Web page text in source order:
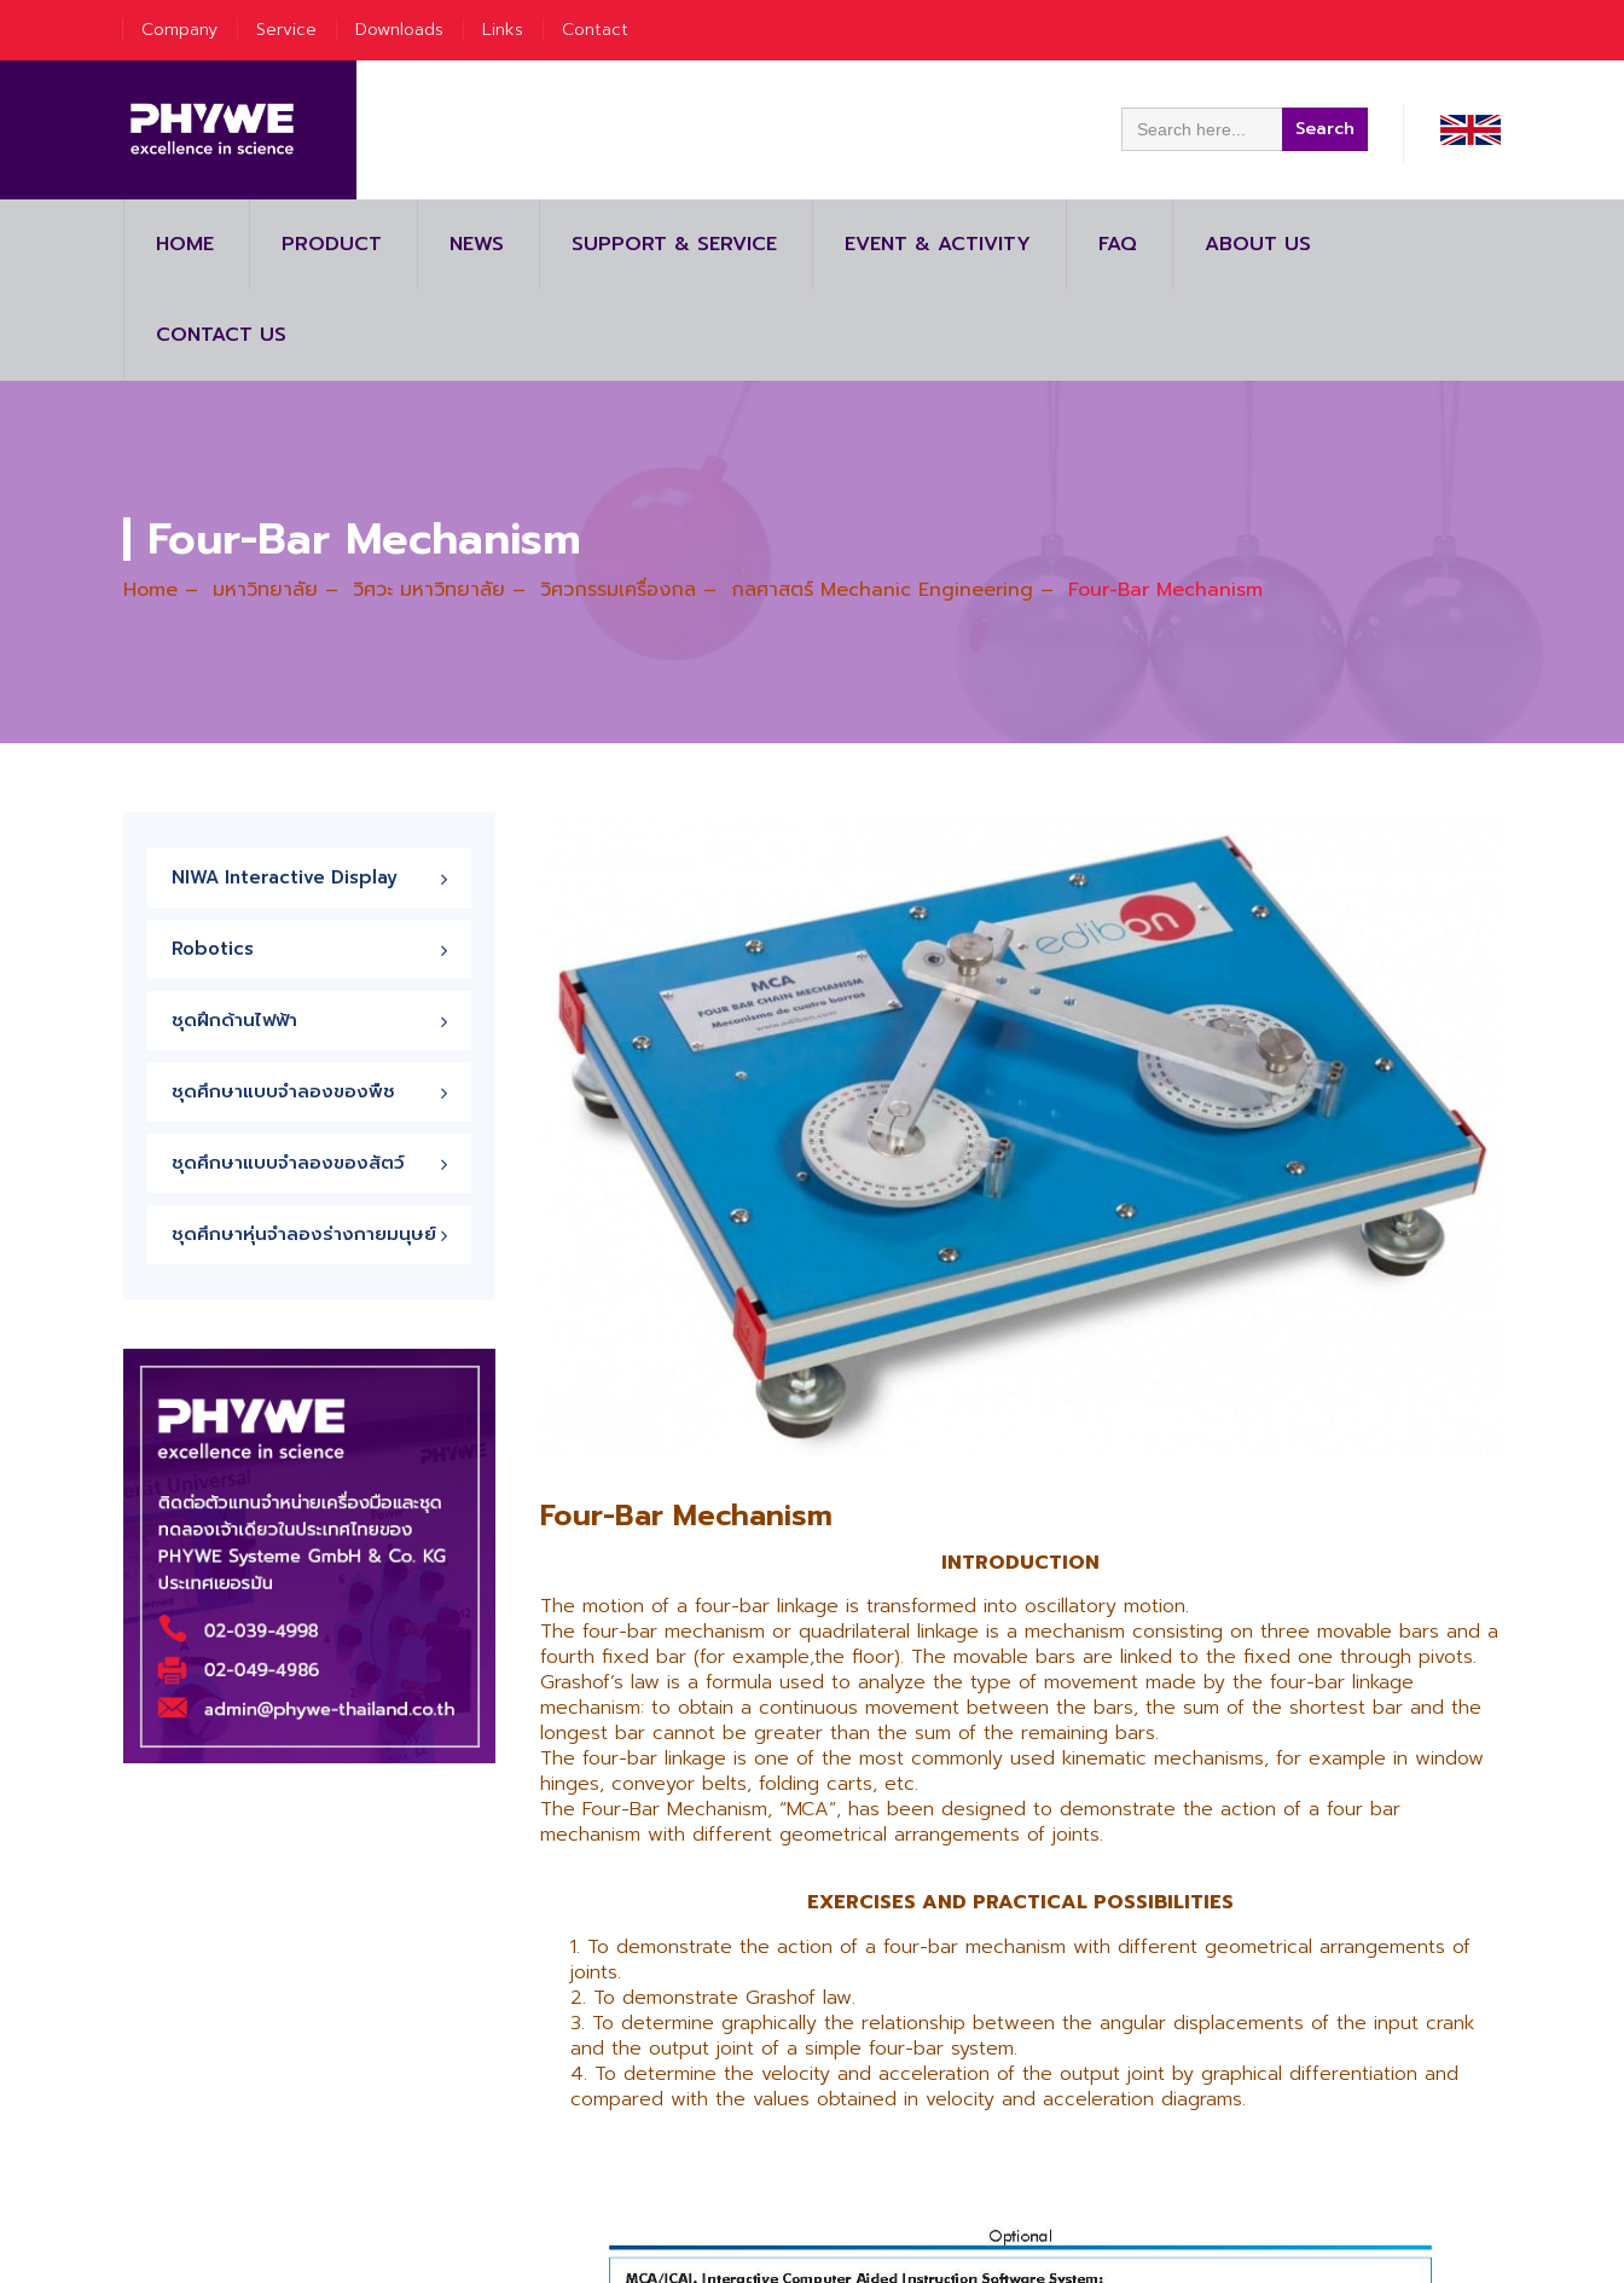
Company Service Downloads Links Contact
Search
for:
HOME PRODUCT NEWS SUPPORT & SERVICE EVENT & ACTIVITY FAQ ABOUT US
CONTACT US
Four-Bar Mechanism
Home – มหาวิทยาลัย – วิศวะ มหาวิทยาลัย – วิศวกรรมเครื่องกล – กลศาสตร์ Mechanic Engineering – Four-Bar Mechanism
Four-Bar Mechanism
INTRODUCTION
The motion of a four-bar linkage is transformed into oscillatory motion.
The four-bar mechanism or quadrilateral linkage is a mechanism consisting on three movable bars and a
fourth fixed bar (for example,the floor). The movable bars are linked to the fixed one through pivots.
Grashof’s law is a formula used to analyze the type of movement made by the four-bar linkage
mechanism: to obtain a continuous movement between the bars, the sum of the shortest bar and the
longest bar cannot be greater than the sum of the remaining bars.
The four-bar linkage is one of the most commonly used kinematic mechanisms, for example in window
hinges, conveyor belts, folding carts, etc.
The Four-Bar Mechanism, “MCA”, has been designed to demonstrate the action of a four bar
mechanism with different geometrical arrangements of joints.
EXERCISES AND PRACTICAL POSSIBILITIES
To demonstrate the action of a four-bar mechanism with different geometrical arrangements of
joints.
To demonstrate Grashof law.
To determine graphically the relationship between the angular displacements of the input crank
and the output joint of a simple four-bar system.
To determine the velocity and acceleration of the output joint by graphical differentiation and
compared with the values obtained in velocity and acceleration diagrams.
NIWA Interactive Display
Robotics
ชุดฝึกด้านไฟฟ้า
ชุดศึกษาแบบจำลองของพืช
ชุดศึกษาแบบจำลองของสัตว์
ชุดศึกษาหุ่นจำลองร่างกายมนุษย์